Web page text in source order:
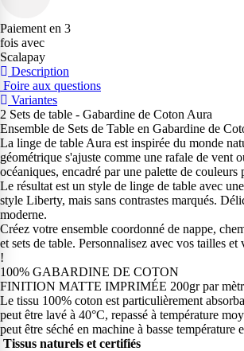
Paiement en 3
fois avec
Scalapay
Description
Foire aux questions
Variantes
2 Sets de table - Gabardine de Coton Aura
Ensemble de Sets de Table en Gabardine de
La linge de table Aura est inspirée du monde
géométrique s'ajuste comme une rafale de vent
océaniques, encadré par une palette de couleurs
Le résultat est un style de linge de table avec
style Liberty, mais sans contrastes marqués.
moderne.
Créez votre ensemble coordonné de nappe,
et sets de table. Personnalisez avec vos tailles et
!
100% GABARDINE DE COTON
FINITION MATTE IMPRIMÉE 200gr par
Le tissu 100% coton est particulièrement
peut être lavé à 40°C, repassé à température
peut être séché en machine à basse température
Tissus naturels et certifiés